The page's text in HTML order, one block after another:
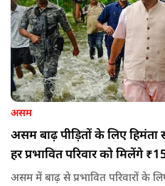
असम
असम बाढ़ पीड़ितों के लिए हिमंता
हर प्रभावित परिवार को मिलेंगे
असम में बाढ़ से प्रभावित परिवारों के लिए के मुख्यमंत्री हिमंता बिस्वा